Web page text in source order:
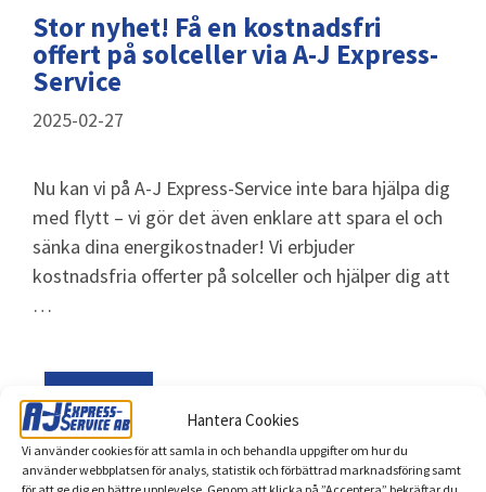
Hantera Cookies
Vi använder cookies för att samla in och behandla uppgifter om hur du
använder webbplatsen för analys, statistik och förbättrad marknadsföring samt
Stor nyhet! Få en kostnadsfri
offert på solceller via A-J Express-
Service
2025-02-27
Nu kan vi på A-J Express-Service inte bara hjälpa dig
med flytt – vi gör det även enklare att spara el och
sänka dina energikostnader! Vi erbjuder
kostnadsfria offerter på solceller och hjälper dig att
…
Läs mer